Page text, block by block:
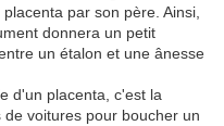
par son père. Ainsi,
donnera un petit
un étalon et une ânesse
d'un placenta, c'est la
voitures pour boucher un